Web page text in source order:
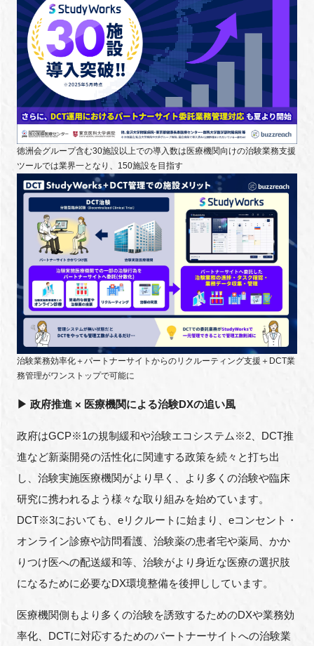
徳洲会グループ含む30施設以上での導入数は医療機関向けの治験業務支援
ツールでは業界一となり、 150施設を目指す
治験業務効率化＋パートナーサイトからのリクルーティング支援＋ DCT業
務管理がワンストップで可能に
▶ 政府推進 × 医療機関による治験DXの追い風
政府はGCP※1の規制緩和や治験エコシステム※2、DCT推
進など新薬開発の活性化に関連する政策を続々と打ち出
し、治験実施医療機関がより早く、より多くの治験や臨床
研究に携われるよう様々な取り組みを始めています。
DCT※3においても、eリクルートに始まり、eコンセント・
オンライン診療や訪問看護、治験薬の患者宅や薬局、かか
りつけ医への配送緩和等、治験がより身近な医療の選択肢
になるために必要なDX環境整備を後押ししています。
医療機関側もより多くの治験を誘致するためのDXや業務効
率化、DCTに対応するためのパートナーサイトへの治験業